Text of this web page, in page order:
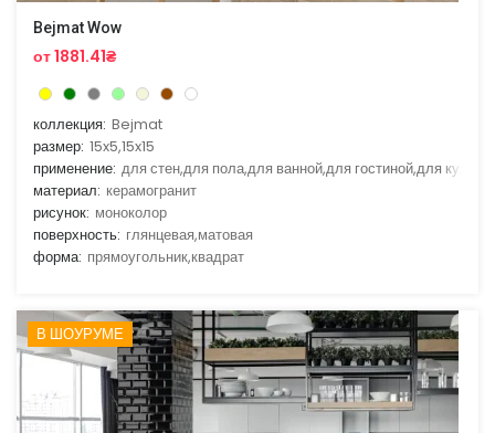
Bejmat Wow
от 1881.41₴
коллекция: Bejmat
размер: 15x5,15x15
применение: для стен,для пола,для ванной,для гостиной,для кухни
материал: керамогранит
рисунок: моноколор
поверхность: глянцевая,матовая
форма: прямоугольник,квадрат
В ШОУРУМЕ